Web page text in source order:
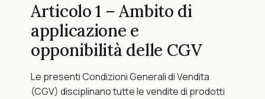
Articolo 1 – Ambito di
applicazione e
opponibilità delle CGV
Le presenti Condizioni Generali di Vendita
(CGV) disciplinano tutte le vendite di prodotti